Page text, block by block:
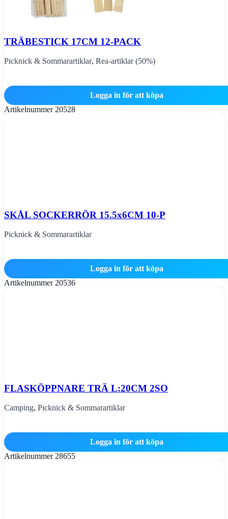
TRÄBESTICK 17CM 12-PACK
Picknick & Sommarartiklar, Rea-artiklar (50%)
Logga in för att köpa
Artikelnummer 20528
SKÅL SOCKERRÖR 15.5x6CM 10-P
Picknick & Sommarartiklar
Logga in för att köpa
Artikelnummer 20536
FLASKÖPPNARE TRÄ L:20CM 2SO
Camping, Picknick & Sommarartiklar
Logga in för att köpa
Artikelnummer 28655